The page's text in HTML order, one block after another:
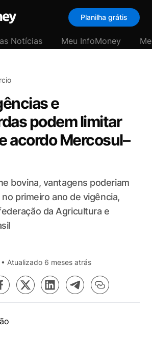
Planilha grátis
Notícias Meu InfoMoney
e
podem limitar
acordo Mercosul–
bovina, vantagens poderiam
primeiro ano de vigência,
da Agricultura e
• Atualizado 6 meses atrás